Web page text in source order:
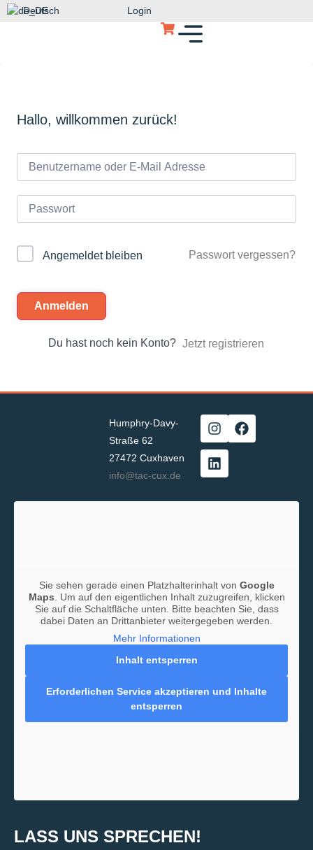
Deutsch Login
Hallo, willkommen zurück!
Angemeldet bleiben Passwort vergessen?
Anmelden
Du hast noch kein Konto? Jetzt registrieren
Humphry-Davy-
Straße 62
27472 Cuxhaven
info@tac-cux.de
Sie sehen gerade einen Platzhalterinhalt von Google
Maps . Um auf den eigentlichen Inhalt zuzugreifen, klicken
Sie auf die Schaltfläche unten. Bitte beachten Sie, dass
dabei Daten an Drittanbieter weitergegeben werden.
Mehr Informationen
Inhalt entsperren
Erforderlichen Service akzeptieren und Inhalte
entsperren
LASS UNS SPRECHEN!